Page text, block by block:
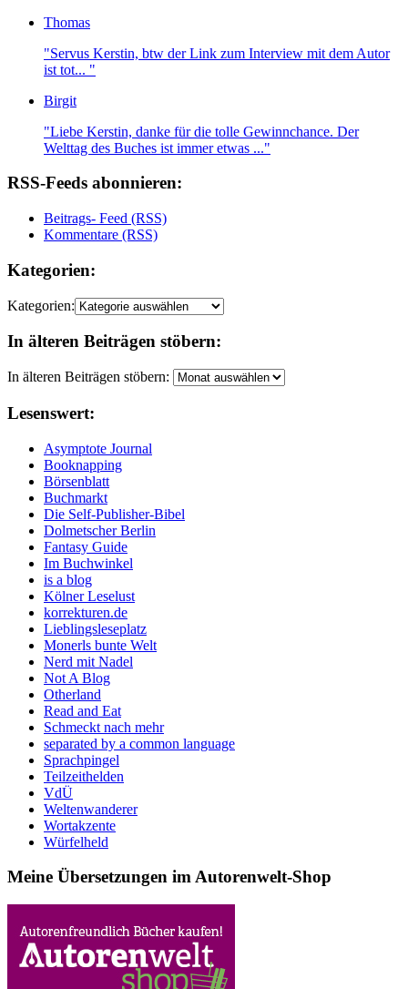
Thomas
"Servus Kerstin, btw der Link zum Interview mit dem Autor
ist tot... "
Birgit
"Liebe Kerstin, danke für die tolle Gewinnchance. Der
Welttag des Buches ist immer etwas ..."
RSS-Feeds abonnieren:
Beitrags- Feed (RSS)
Kommentare (RSS)
Kategorien:
Kategorien:
In älteren Beiträgen stöbern:
In älteren Beiträgen stöbern:
Lesenswert:
Asymptote Journal
Booknapping
Börsenblatt
Buchmarkt
Die Self-Publisher-Bibel
Dolmetscher Berlin
Fantasy Guide
Im Buchwinkel
is a blog
Kölner Leselust
korrekturen.de
Lieblingsleseplatz
Monerls bunte Welt
Nerd mit Nadel
Not A Blog
Otherland
Read and Eat
Schmeckt nach mehr
separated by a common language
Sprachpingel
Teilzeithelden
VdÜ
Weltenwanderer
Wortakzente
Würfelheld
Meine Übersetzungen im Autorenwelt-Shop